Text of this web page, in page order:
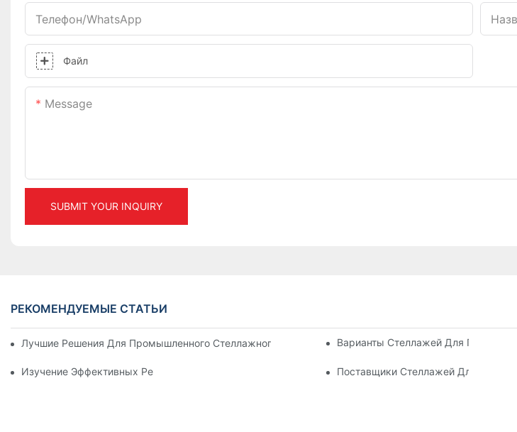
Телефон/WhatsApp
Файл
Message
SUBMIT YOUR INQUIRY
РЕКОМЕНДУЕМЫЕ СТАТЬИ
Лучшие Решения Для Промышленного Стеллажного Хранения Для Эффективного Управления
Варианты Стеллажей Для Поддонов
Изучение Эффективных Решений Для Стеллажного Хранения В Любой Отрасли.
Поставщики Стеллажей Для